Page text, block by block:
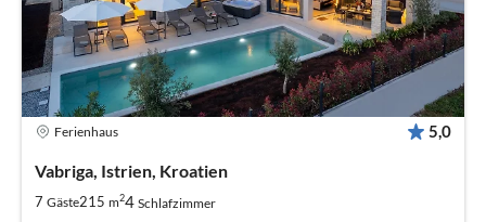
Ferienhaus 5,0
Vabriga, Istrien, Kroatien
7 Gäste215 m24 Schlafzimmer